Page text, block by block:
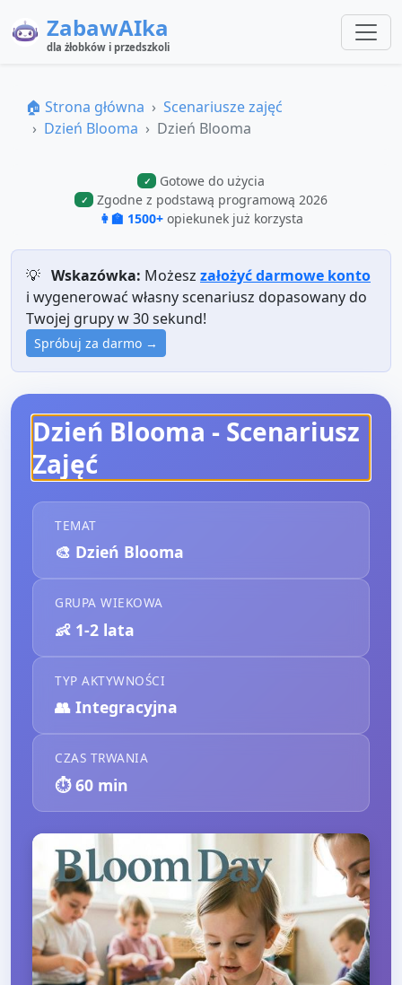
ZabawAIka
dla żłobków i przedszkoli
🏠 Strona główna
Scenariusze zajęć
Dzień Blooma
Dzień Blooma
✓ Gotowe do użycia
✓
Zgodne z podstawą programową 2026
👩‍🏫 1500+ opiekunek już korzysta
💡 Wskazówka: Możesz założyć darmowe konto
i wygenerować własny scenariusz dopasowany do
Twojej grupy w 30 sekund!
Spróbuj za darmo →
Dzień Blooma - Scenariusz
Zajęć
TEMAT
🎨 Dzień Blooma
GRUPA WIEKOWA
👶 1-2 lata
TYP AKTYWNOŚCI
👥 Integracyjna
CZAS TRWANIA
⏱️60 min